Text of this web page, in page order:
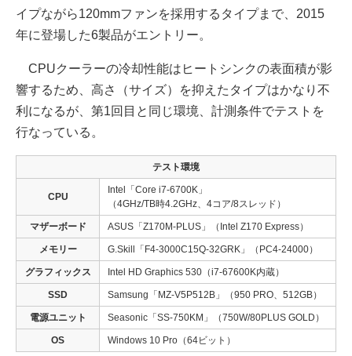
イプながら120mmファンを採用するタイプまで、2015
年に登場した6製品がエントリー。
CPUクーラーの冷却性能はヒートシンクの表面積が影
響するため、高さ（サイズ）を抑えたタイプはかなり不
利になるが、第1回目と同じ環境、計測条件でテストを
行なっている。
テスト環境
CPU
Intel「Core i7-6700K」
（4GHz/TB時4.2GHz、4コア/8スレッド）
マザーボード ASUS「Z170M-PLUS」（Intel Z170 Express）
メモリー G.Skill「F4-3000C15Q-32GRK」（PC4-24000）
グラフィックス Intel HD Graphics 530（i7-67600K内蔵）
SSD Samsung「MZ-V5P512B」（950 PRO、512GB）
電源ユニット Seasonic「SS-750KM」（750W/80PLUS GOLD）
OS Windows 10 Pro（64ビット）